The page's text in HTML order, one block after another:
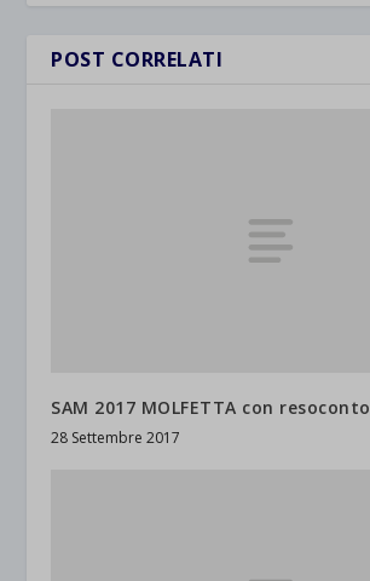
POST CORRELATI
SAM 2017 MOLFETTA con resoconto
28 Settembre 2017